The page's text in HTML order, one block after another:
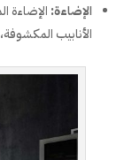
الإضاءة: الإضاءة
الأنابيب